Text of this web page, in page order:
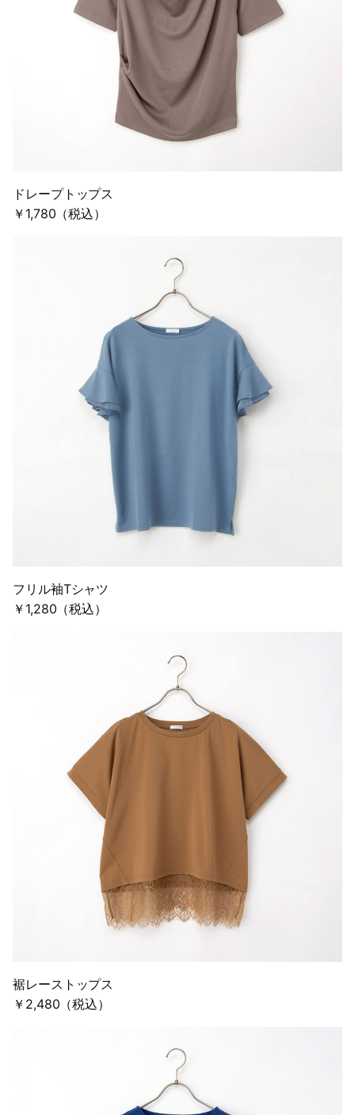
ドレープトップス
￥1,780（税込）
フリル袖Tシャツ
￥1,280（税込）
裾レーストップス
￥2,480（税込）